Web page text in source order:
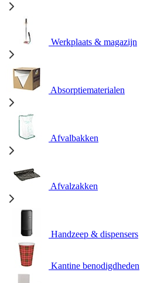
Werkplaats & magazijn
Absorptiematerialen
Afvalbakken
Afvalzakken
Handzeep & dispensers
Kantine benodigdheden